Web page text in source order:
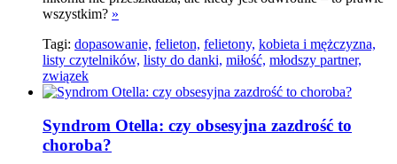
wszystkim? »
Tagi: dopasowanie, felieton, felietony, kobieta i mężczyzna,
listy czytelników, listy do danki, miłość, młodszy partner,
związek
Syndrom Otella: czy obsesyjna zazdrość to
choroba?